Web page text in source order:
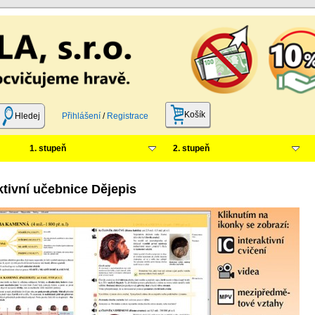
Hledej Přihlášení/ Registrace Košík
1. stupeň 2. stupeň
učebnice Dějepis